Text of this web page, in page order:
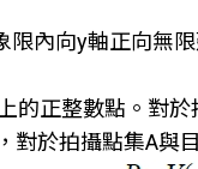
向y軸正向無限
的正整數點。對
對於拍攝點集A與